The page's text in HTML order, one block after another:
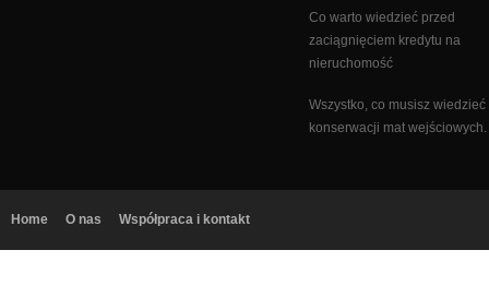
Co warto wiedzieć przed
zaciągnięciem kredytu na
nieruchomość
Wszystko, co musisz wiedzieć
konserwacji mat wejściowych.
Home O nas Współpraca i kontakt